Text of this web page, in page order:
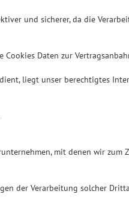
und sicherer, da die
Cookies Daten zur
liegt unser berechtigtes
mit denen wir zum
der Verarbeitung solcher